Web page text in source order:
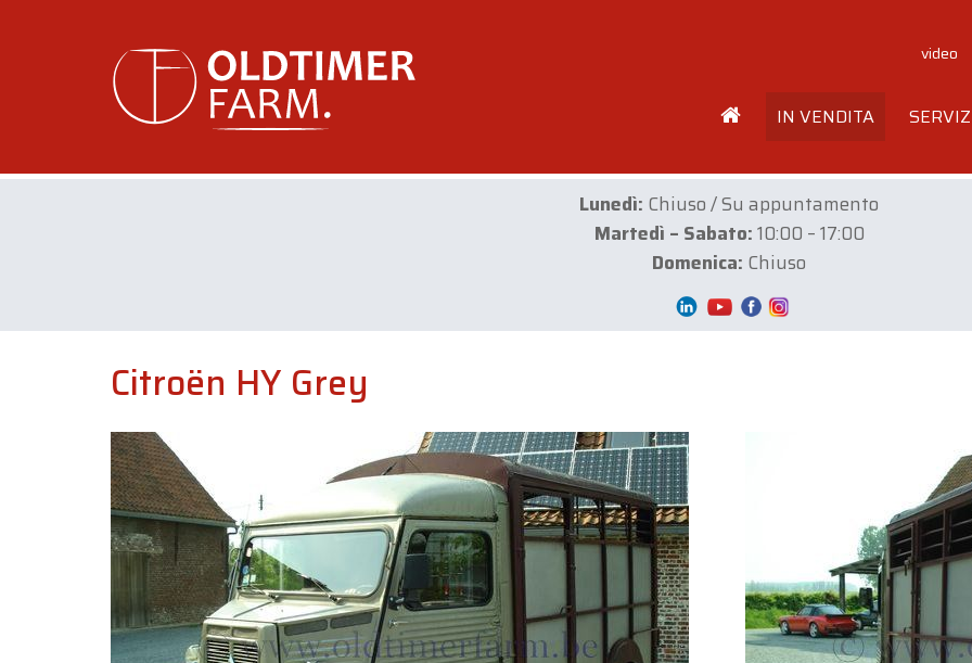
video
IN VENDITA
Lunedì: Chiuso / Su appuntamento
Martedì – Sabato:10:00 – 17:00
Domenica: Chiuso
Citroën HY Grey